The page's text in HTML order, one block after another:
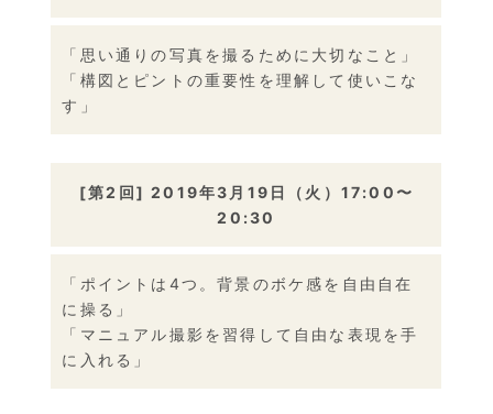
「思い通りの写真を撮るために大切なこと」
「構図とピントの重要性を理解して使いこな
す」
[第2回] 2019年3月19日（火）17:00〜
20:30
「ポイントは4つ。背景のボケ感を自由自在
に操る」
「マニュアル撮影を習得して自由な表現を手
に入れる」